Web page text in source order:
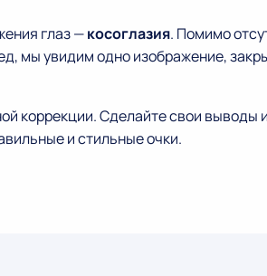
глаз —косоглазия. Помимо
мы увидим одно изображение,
коррекции. Сделайте свои выводы
и стильные очки.